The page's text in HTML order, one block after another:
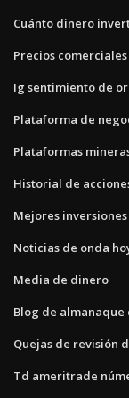
Cuánto dinero
Precios
Ig sentimiento de
Plataforma de
Plataformas
Historial de
Mejores
Noticias de onda
Media de dinero
Blog de
Quejas de revisión
Td ameritrade